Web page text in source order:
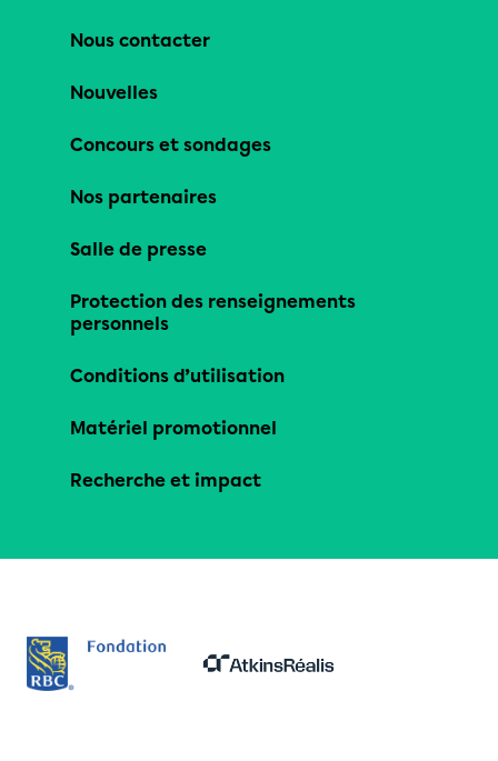
Nous contacter
Nouvelles
Concours et sondages
Nos partenaires
Salle de presse
Protection des renseignements
personnels
Conditions d’utilisation
Matériel promotionnel
Recherche et impact